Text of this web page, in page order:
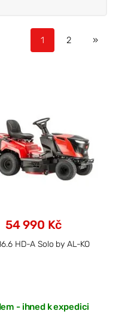
1 2 »
54 990 Kč
HD-A Solo by AL-KO
- ihned k expedici